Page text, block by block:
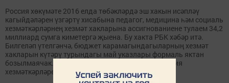
Россия хөкүмәте 2016 елда төбәкләрдә эш хакын исәпләү
кагыйдәләрен үзгәртү хисабына педагог, медицина һәм социаль
хезмәткәрләрнең хезмәт хакларына ассигнованиене тулаем 34,2
миллиард сумга киметергә җыена. Бу хакта РБК хәбәр итә.
Билгеләп үтелгәнчә, бюджет карамагындагыларның хезмәт
хакларын күтәрү турындагы май указлары формаль яктан
бозылмаячак. Федераль учреждениедәге педагогия
хезмәткәрләренең эш хакына бюджет...